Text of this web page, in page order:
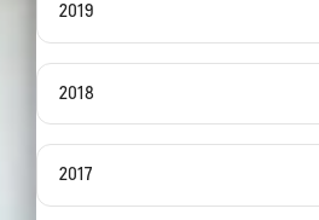
2019
2018
2017